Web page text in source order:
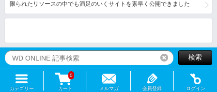
限られたリソースの中でも満足のいくサイトを素早く公開できました
リセット検索
カテゴリー カート
0
メルマガ 会員登録 ログイン